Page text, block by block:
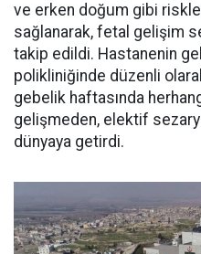
ve erken doğum gibi
sağlanarak, fetal gelişim
takip edildi. Hastanenin
polikliniğinde düzenli
gebelik haftasında
gelişmeden, elektif
dünyaya getirdi.